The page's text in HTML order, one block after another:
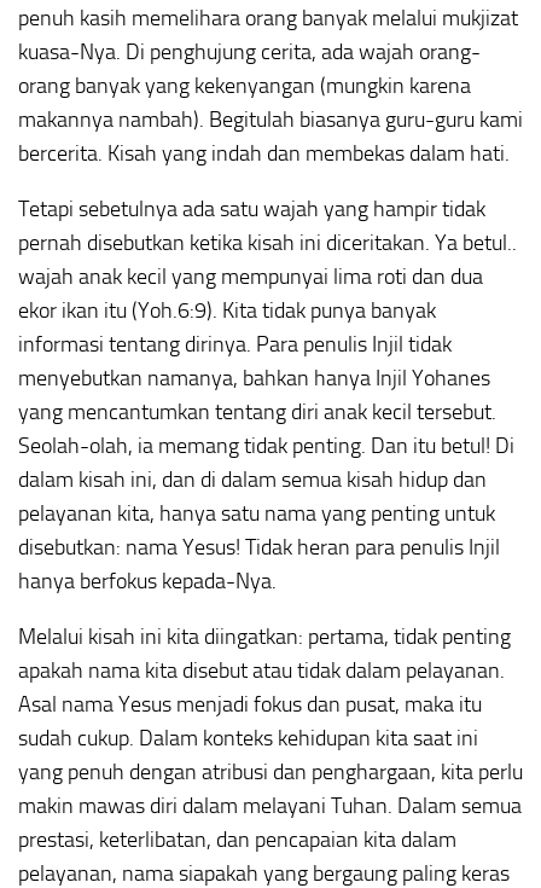
penuh kasih memelihara orang banyak melalui mukjizat
kuasa-Nya. Di penghujung cerita, ada wajah orang-
orang banyak yang kekenyangan (mungkin karena
makannya nambah). Begitulah biasanya guru-guru kami
bercerita. Kisah yang indah dan membekas dalam hati.
Tetapi sebetulnya ada satu wajah yang hampir tidak
pernah disebutkan ketika kisah ini diceritakan. Ya betul..
wajah anak kecil yang mempunyai lima roti dan dua
ekor ikan itu (Yoh.6:9). Kita tidak punya banyak
informasi tentang dirinya. Para penulis Injil tidak
menyebutkan namanya, bahkan hanya Injil Yohanes
yang mencantumkan tentang diri anak kecil tersebut.
Seolah-olah, ia memang tidak penting. Dan itu betul! Di
dalam kisah ini, dan di dalam semua kisah hidup dan
pelayanan kita, hanya satu nama yang penting untuk
disebutkan: nama Yesus! Tidak heran para penulis Injil
hanya berfokus kepada-Nya.
Melalui kisah ini kita diingatkan: pertama, tidak penting
apakah nama kita disebut atau tidak dalam pelayanan.
Asal nama Yesus menjadi fokus dan pusat, maka itu
sudah cukup. Dalam konteks kehidupan kita saat ini
yang penuh dengan atribusi dan penghargaan, kita perlu
makin mawas diri dalam melayani Tuhan. Dalam semua
prestasi, keterlibatan, dan pencapaian kita dalam
pelayanan, nama siapakah yang bergaung paling keras